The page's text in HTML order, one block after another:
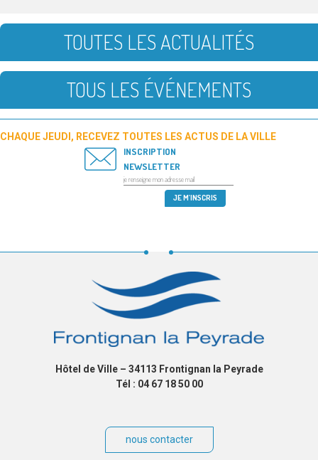
TOUTES LES ACTUALITÉS
TOUS LES ÉVÉNEMENTS
CHAQUE JEUDI, RECEVEZ TOUTES LES ACTUS DE LA VILLE
INSCRIPTION
NEWSLETTER
Hôtel de Ville – 34113 Frontignan la Peyrade
Tél : 04 67 18 50 00
nous contacter